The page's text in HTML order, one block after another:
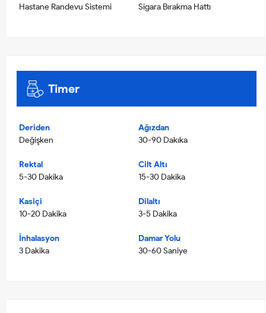
Hastane Randevu Sistemi
Sigara Bırakma Hattı
Timer
Deriden
Değişken
Ağızdan
30-90 Dakıka
Rektal
5-30 Dakika
Cilt Altı
15-30 Dakika
Kasiçi
10-20 Dakika
Dilaltı
3-5 Dakika
İnhalasyon
3 Dakika
Damar Yolu
30-60 Saniye